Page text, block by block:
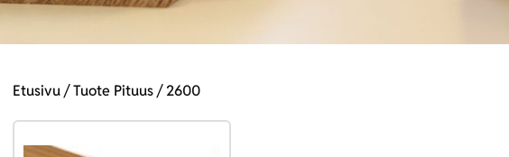
Etusivu/ Tuote Pituus / 2600